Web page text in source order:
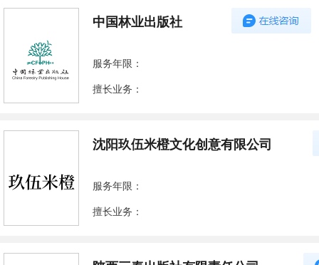
中国林业出版社
服务年限：
擅长业务：
沈阳玖伍米橙文化创意有限公司
服务年限：
擅长业务：